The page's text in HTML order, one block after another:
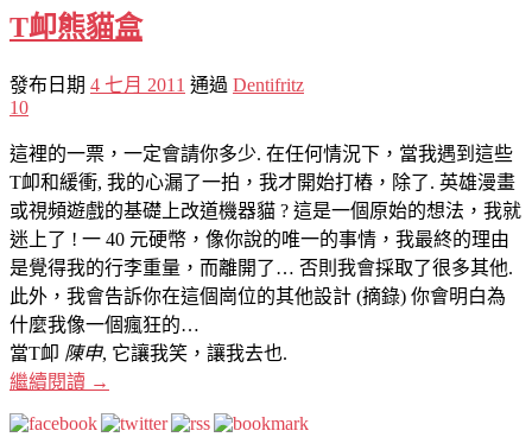
T卹熊貓盒
發布日期 4 七月 2011 通過 Dentifritz
10
這裡的一票，一定會請你多少. 在任何情況下，當我遇到這些
T卹和緩衝, 我的心漏了一拍，我才開始打樁，除了. 英雄漫畫
或視頻遊戲的基礎上改道機器貓 ? 這是一個原始的想法，我就
迷上了 ! 一 40 元硬幣，像你說的唯一的事情，我最終的理由
是覺得我的行李重量，而離開了… 否則我會採取了很多其他.
此外，我會告訴你在這個崗位的其他設計 (摘錄) 你會明白為
什麼我像一個瘋狂的…
當T卹 陳申, 它讓我笑，讓我去也.
繼續閱讀 →